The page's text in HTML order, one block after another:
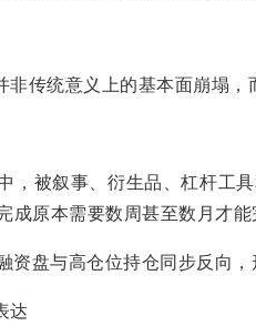
传统意义上的基本面崩塌，
，被叙事、衍生品、杠杆工
成原本需要数周甚至数月才能
盘与高仓位持仓同步反向，
达